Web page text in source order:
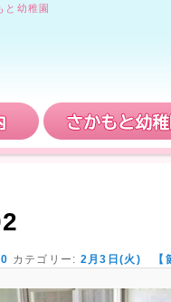
幼稚園
入園案内
カテゴリー: 2月3日(火) 【